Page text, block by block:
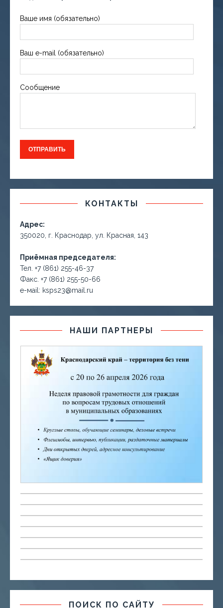
Ваше имя (обязательно)
Ваш e-mail (обязательно)
Сообщение
КОНТАКТЫ
Адрес:
350020, г. Краснодар, ул. Красная, 143
Приёмная председателя:
Тел. +7 (861) 255-46-37
Факс. +7 (861) 255-50-66
е-маil: ksps23@mail.ru
НАШИ ПАРТНЕРЫ
ПОИСК ПО САЙТУ